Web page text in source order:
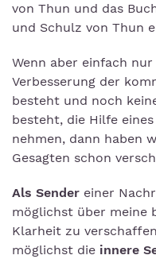
von Thun und das
und Schulz von Thun
Wenn aber einfach
Verbesserung der
besteht und noch
besteht, die Hilfe
nehmen, dann haben
Gesagten schon
Als Sender einer
möglichst über meine
Klarheit zu
möglichst die innere